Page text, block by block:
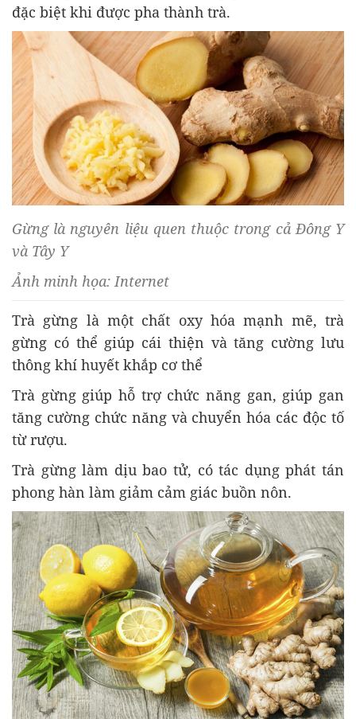
đặc biệt khi được pha thành trà.
Gừng là nguyên liệu quen thuộc trong cả Đông Y
và Tây Y
Ảnh minh họa: Internet
Trà gừng là một chất oxy hóa mạnh mẽ, trà
gừng có thể giúp cái thiện và tăng cường lưu
thông khí huyết khắp cơ thể
Trà gừng giúp hỗ trợ chức năng gan, giúp gan
tăng cường chức năng và chuyển hóa các độc tố
từ rượu.
Trà gừng làm dịu bao tử, có tác dụng phát tán
phong hàn làm giảm cảm giác buồn nôn.